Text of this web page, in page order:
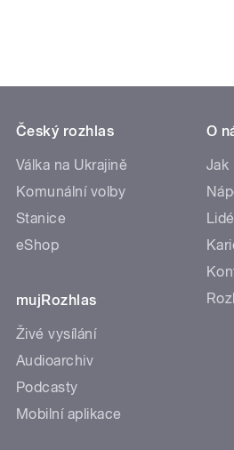
Český rozhlas
Válka na Ukrajině
Komunální volby
Stanice
eShop
mujRozhlas
Živé vysílání
Audioarchiv
Podcasty
Mobilní aplikace
O
Jak